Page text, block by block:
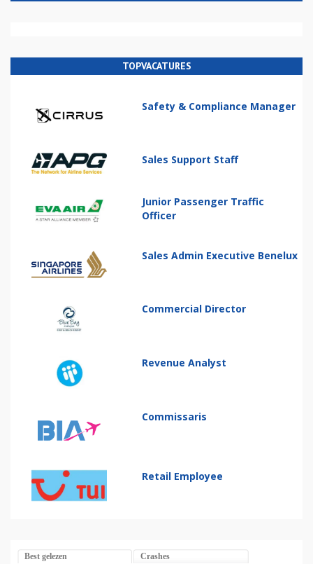
TOPVACATURES
Safety & Compliance Manager
Sales Support Staff
Junior Passenger Traffic
Officer
Sales Admin Executive Benelux
Commercial Director
Revenue Analyst
Commissaris
Retail Employee
Best gelezen Crashes